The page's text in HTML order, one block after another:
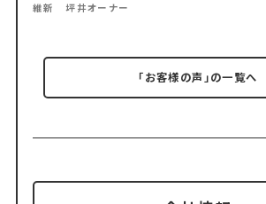
維新 坪井オーナー
「お客様の声」の一覧へ